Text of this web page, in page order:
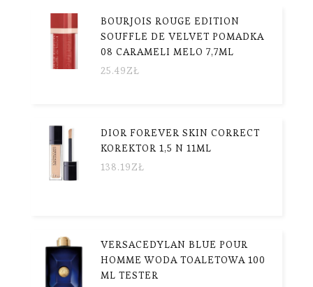
BOURJOIS ROUGE EDITION
SOUFFLE DE VELVET POMADKA
08 CARAMELI MELO 7,7ML
25.49ZŁ
DIOR FOREVER SKIN CORRECT
KOREKTOR 1,5 N 11ML
138.19ZŁ
VERSACEDYLAN BLUE POUR
HOMME WODA TOALETOWA 100
ML TESTER